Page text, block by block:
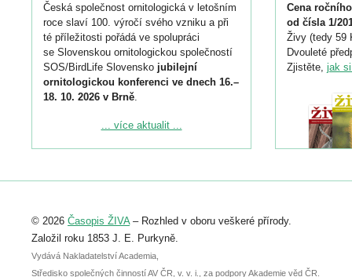
Česká společnost ornitologická v letošním
roce slaví 100. výročí svého vzniku a při
té příležitosti pořádá ve spolupráci
se Slovenskou ornitologickou společností
SOS/BirdLife Slovensko jubilejní
ornitologickou konferenci ve dnech 16.–
18. 10. 2026 v Brně.
Podrobnější informace ke konferenci
Registrovat se můžete do 6. září.
abstraktu přihlášené přednášky nebo
posteru je už 30. června.
... více aktualit ...
Cena
od čísla 1/
Živy (tedy 59
Dvouleté
Zjistěte, jak
© 2026 Časopis ŽIVA– Rozhled v oboru veškeré přírody.
Založil roku 1853 J. E. Purkyně.
Vydává Nakladatelství Academia,
Středisko společných činností AV ČR, v. v. i., za podpory Akademie věd ČR.